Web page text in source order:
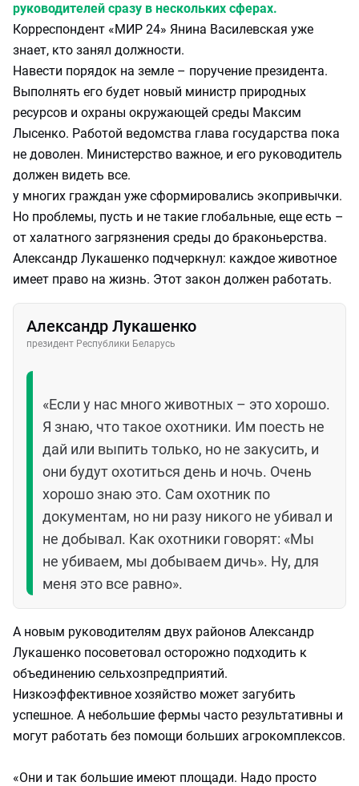
руководителей сразу в нескольких сферах.
Корреспондент «МИР 24» Янина Василевская уже
знает, кто занял должности.
Навести порядок на земле – поручение президента.
Выполнять его будет новый министр природных
ресурсов и охраны окружающей среды Максим
Лысенко. Работой ведомства глава государства пока
не доволен. Министерство важное, и его руководитель
должен видеть все.
у многих граждан уже сформировались экопривычки.
Но проблемы, пусть и не такие глобальные, еще есть –
от халатного загрязнения среды до браконьерства.
Александр Лукашенко подчеркнул: каждое животное
имеет право на жизнь. Этот закон должен работать.
Александр Лукашенко
президент Республики Беларусь
«Если у нас много животных – это хорошо.
Я знаю, что такое охотники. Им поесть не
дай или выпить только, но не закусить, и
они будут охотиться день и ночь. Очень
хорошо знаю это. Сам охотник по
документам, но ни разу никого не убивал и
не добывал. Как охотники говорят: «Мы
не убиваем, мы добываем дичь». Ну, для
меня это все равно».
А новым руководителям двух районов Александр
Лукашенко посоветовал осторожно подходить к
объединению сельхозпредприятий.
Низкоэффективное хозяйство может загубить
успешное. А небольшие фермы часто результативны и
могут работать без помощи больших агрокомплексов.
«Они и так большие имеют площади. Надо просто